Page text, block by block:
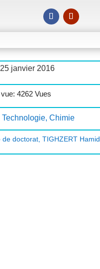
janvier 2016
4262 Vues
Technologie, Chimie
de doctorat, TIGHZERT Hamid